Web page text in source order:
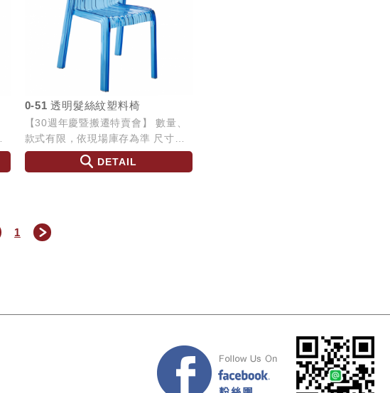
0-51 透明髮絲紋塑料椅
【30週年慶暨搬遷特賣會】 數量、
款式有限，依現場庫存為準 尺寸：
W54 L55 H78 SH45
DETAIL
1
Facebook 粉